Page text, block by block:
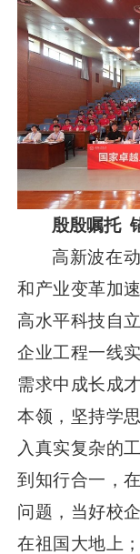
殷殷嘱托
高新波在
和产业变革加
高水平科技自
企业工程一线
需求中成长成
本领，坚持学
入真实复杂的
到知行合一，
问题，当好校
在祖国大地上